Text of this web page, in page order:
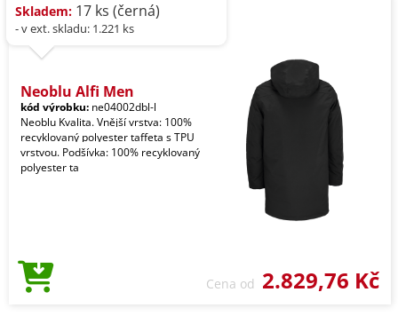
Skladem: 17 ks (černá)
- v ext. skladu: 1.221 ks
Neoblu Alfi Men
kód výrobku: ne04002dbl-l
Neoblu Kvalita. Vnější vrstva: 100%
recyklovaný polyester taffeta s TPU
vrstvou. Podšívka: 100% recyklovaný
polyester ta
Cena od 2.829,76 Kč